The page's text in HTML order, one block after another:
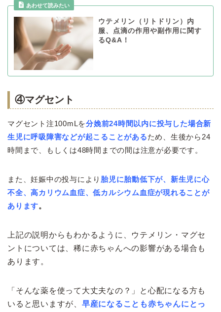
ウテメリン（リトドリン）内
服、点滴の作用や副作用に関す
るQ&A！
④マグセント
マグセント注100mLを分娩前24時間以内に投与した場合新
生児に呼吸障害などが起こることがあるため、生後から24
時間まで、もしくは48時間までの間は注意が必要です。
また、妊娠中の投与により 胎児に胎動低下が、新生児に心
不全、高カリウム血症、低カルシウム血症が現れることが
あります。
上記の説明からもわかるように、ウテメリン・マグセ
ントについては、稀に赤ちゃんへの影響がある場合も
あります。
「そんな薬を使って大丈夫なの？」と心配になる方も
いると思いますが、 早産になることも赤ちゃんにとっ